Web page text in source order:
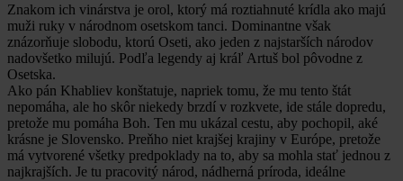
Znakom ich vinárstva je orol, ktorý má roztiahnuté krídla ako majú
muži ruky v národnom osetskom tanci. Dominantne však
znázorňuje slobodu, ktorú Oseti, ako jeden z najstarších národov
nadovšetko milujú. Podľa legendy aj kráľ Artuš bol pôvodne z
Osetska.
Ako pán Khabliev konštatuje, napriek tomu, že mu tento štát
nepomáha, ale ho skôr niekedy brzdí v rozkvete, ide stále dopredu,
pretože mu pomáha Boh. Ten mu ukázal cestu, aby pochopil, aké
krásne je Slovensko. Preňho niet krajšej krajiny v Európe, pretože
má vytvorené všetky predpoklady na to, aby sa mohla stať jednou z
najkrajších. Je tu pracovitý národ, nádherná príroda, ideálne